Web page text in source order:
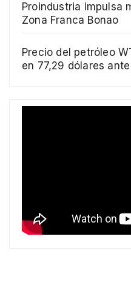
Proindustria impulsa
Zona Franca Bonao
Precio del petróleo
en 77,29 dólares